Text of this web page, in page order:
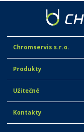
Chromservis s.r.o.
Produkty
Užitečné
Kontakty